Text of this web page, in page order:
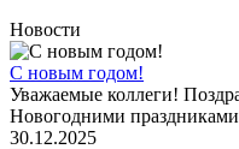
Новости
С новым годом!
Уважаемые коллеги!
Новогодними
30.12.2025